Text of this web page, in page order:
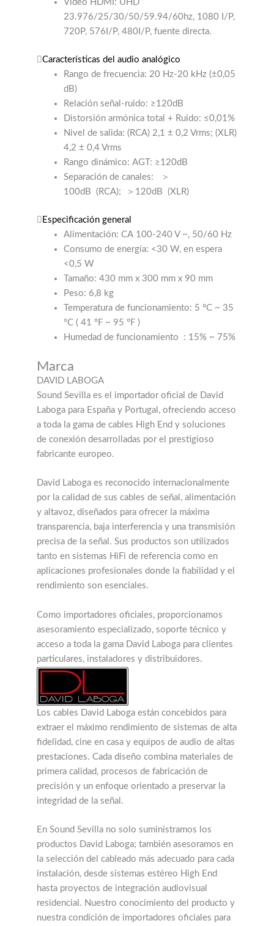
Vídeo HDMI: UHD
23.976/25/30/50/59.94/60hz, 1080 I/P,
720P, 576I/P, 480I/P, fuente directa.
Características del audio analógico
Rango de frecuencia: 20 Hz-20 kHz (±0,05
dB)
Relación señal-ruido: ≥120dB
Distorsión armónica total + Ruido: ≤0,01%
Nivel de salida: (RCA) 2,1 ± 0,2 Vrms; (XLR)
4,2 ± 0,4 Vrms
Rango dinámico: AGT: ≥120dB
Separación de canales:
＞
100dB (RCA); ＞120dB (XLR)
Especificación general
Alimentación: CA 100-240 V ~, 50/60 Hz
Consumo de energía: <30 W, en espera
<0,5 W
Tamaño: 430 mm x 300 mm x 90 mm
Peso: 6,8 kg
Temperatura de funcionamiento: 5 °C ~ 35
°C ( 41 °F ~ 95 °F)
Humedad de funcionamiento : 15% ~ 75%
Marca
DAVID LABOGA
Sound Sevilla es el importador oficial de David
Laboga para España y Portugal, ofreciendo acceso
a toda la gama de cables High End y soluciones
de conexión desarrolladas por el prestigioso
fabricante europeo.
David Laboga es reconocido internacionalmente
por la calidad de sus cables de señal, alimentación
y altavoz, diseñados para ofrecer la máxima
transparencia, baja interferencia y una transmisión
precisa de la señal. Sus productos son utilizados
tanto en sistemas HiFi de referencia como en
aplicaciones profesionales donde la fiabilidad y el
rendimiento son esenciales.
Como importadores oficiales, proporcionamos
asesoramiento especializado, soporte técnico y
acceso a toda la gama David Laboga para clientes
particulares, instaladores y distribuidores.
Los cables David Laboga están concebidos para
extraer el máximo rendimiento de sistemas de alta
fidelidad, cine en casa y equipos de audio de altas
prestaciones. Cada diseño combina materiales de
primera calidad, procesos de fabricación de
precisión y un enfoque orientado a preservar la
integridad de la señal.
En Sound Sevilla no solo suministramos los
productos David Laboga; también asesoramos en
la selección del cableado más adecuado para cada
instalación, desde sistemas estéreo High End
hasta proyectos de integración audiovisual
residencial. Nuestro conocimiento del producto y
nuestra condición de importadores oficiales para